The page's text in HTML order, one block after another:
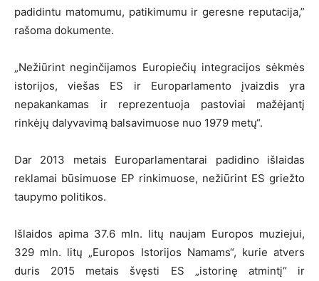
padidintu matomumu, patikimumu ir geresne reputacija,”
rašoma dokumente.
„Nežiūrint neginčijamos Europiečių integracijos sėkmės
istorijos, viešas ES ir Europarlamento įvaizdis yra
nepakankamas ir reprezentuoja pastoviai mažėjantį
rinkėjų dalyvavimą balsavimuose nuo 1979 metų“.
Dar 2013 metais Europarlamentarai padidino išlaidas
reklamai būsimuose EP rinkimuose, nežiūrint ES griežto
taupymo politikos.
Išlaidos apima 37.6 mln. litų naujam Europos muziejui,
329 mln. litų „Europos Istorijos Namams“, kurie atvers
duris 2015 metais švęsti ES „istorinę atmintį“ ir